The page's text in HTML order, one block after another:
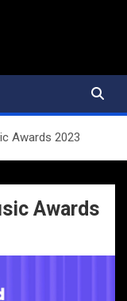
Awards 2023
Awards